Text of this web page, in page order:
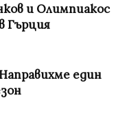
и Олимпиакос
Гърция
един